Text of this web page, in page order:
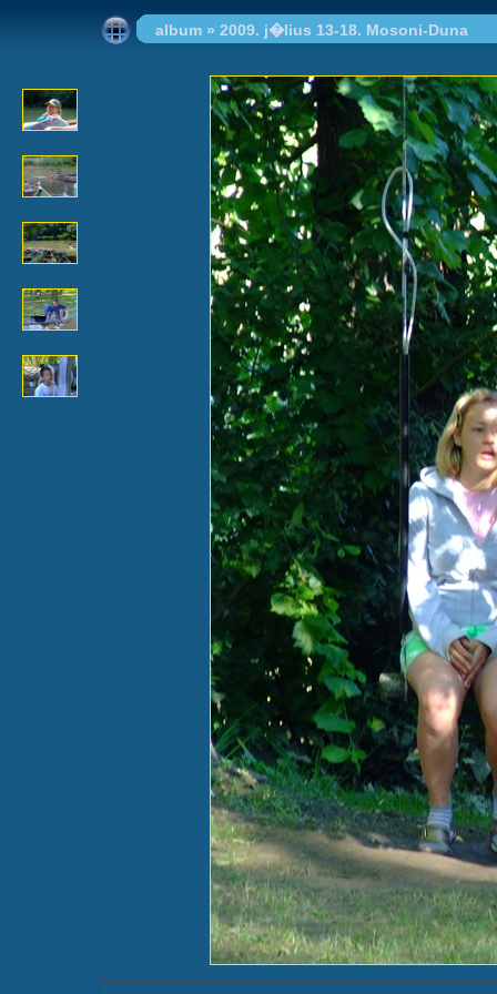
album » 2009. j�lius 13-18. Mosoni-Duna